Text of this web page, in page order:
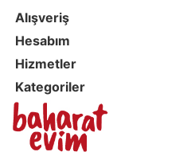
Alışveriş
Hesabım
Hizmetler
Kategoriler